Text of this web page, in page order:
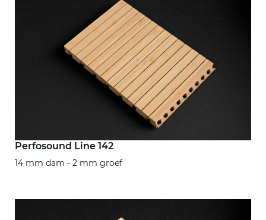
Perfosound Line 142
14 mm dam - 2 mm groef